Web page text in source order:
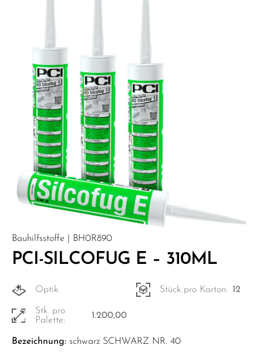
Bauhilfsstoffe | BH0R890
PCI-SILCOFUG E – 310ML
Optik: Stück pro Karton: 12
Stk. pro
Palette:
1.200,00
Bezeichnung: schwarz SCHWARZ NR. 40